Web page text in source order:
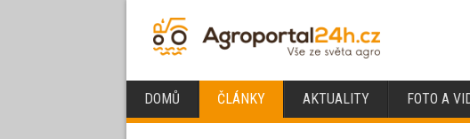
DOMŮ ČLÁNKY AKTUALITY FOTO A